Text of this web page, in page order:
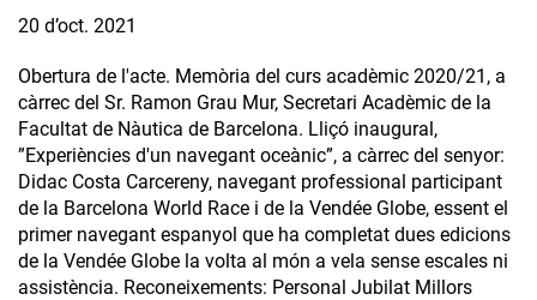
20 d’oct. 2021
Obertura de l'acte. Memòria del curs acadèmic 2020/21, a
càrrec del Sr. Ramon Grau Mur, Secretari Acadèmic de la
Facultat de Nàutica de Barcelona. Lliçó inaugural,
”Experiències d'un navegant oceànic”, a càrrec del senyor:
Didac Costa Carcereny, navegant professional participant
de la Barcelona World Race i de la Vendée Globe, essent el
primer navegant espanyol que ha completat dues edicions
de la Vendée Globe la volta al món a vela sense escales ni
assistència. Reconeixements: Personal Jubilat Millors